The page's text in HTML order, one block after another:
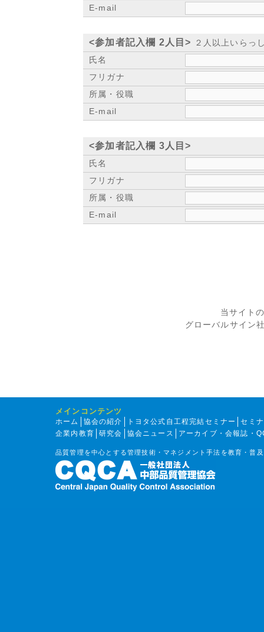
E-mail
<参加者記入欄 2人目> ２人以上いらっ
氏名
フリガナ
所属・役職
E-mail
<参加者記入欄 3人目>
氏名
フリガナ
所属・役職
E-mail
当サイト
グローバルサイン
メインコンテンツ
ホーム 協会の紹介 トヨタ公式自工程完結セミナー
セミ
企業内教育
研究会 協会ニュース アーカイブ・会報誌・
品質管理を中心とする管理技術・マネジメント手法を教育・普